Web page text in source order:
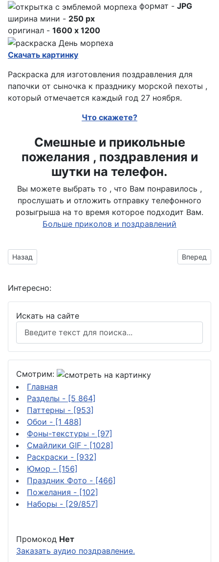
формат - JPG
ширина мини - 250 px
оригинал - 1600 x 1200
Скачать картинку
Раскраска для изготовления поздравления для
папочки от сыночка к празднику морской пехоты ,
который отмечается каждый год 27 ноября.
Что скажете?
Смешные и прикольные
пожелания , поздравления и
шутки на телефон.
Вы можете выбрать то , что Вам понравилось ,
прослушать и отложить отправку телефонного
розыгрыша на то время которое подходит Вам.
Больше приколов и поздравлений
Предыдущий материал: для папули от дочери
Назад Вперед
Интересно:
Искать на сайте
Смотрим:
Главная
Разделы - [5 864]
Паттерны - [953]
Обои - [1 488]
Фоны-текстуры - [97]
Смайлики GIF - [1028]
Раскраски - [932]
Юмор - [156]
Праздник Фото - [466]
Пожелания - [102]
Наборы - [29/857]
Промокод Нет
Заказать аудио поздравление.